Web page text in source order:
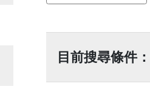
目前搜尋條件：